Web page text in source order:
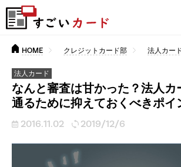
HOME クレジットカード部 法人カー
法人カード
なんと審査は甘かった？法人カ
通るために抑えておくべきポイ
2016.11.02 2019/12/6